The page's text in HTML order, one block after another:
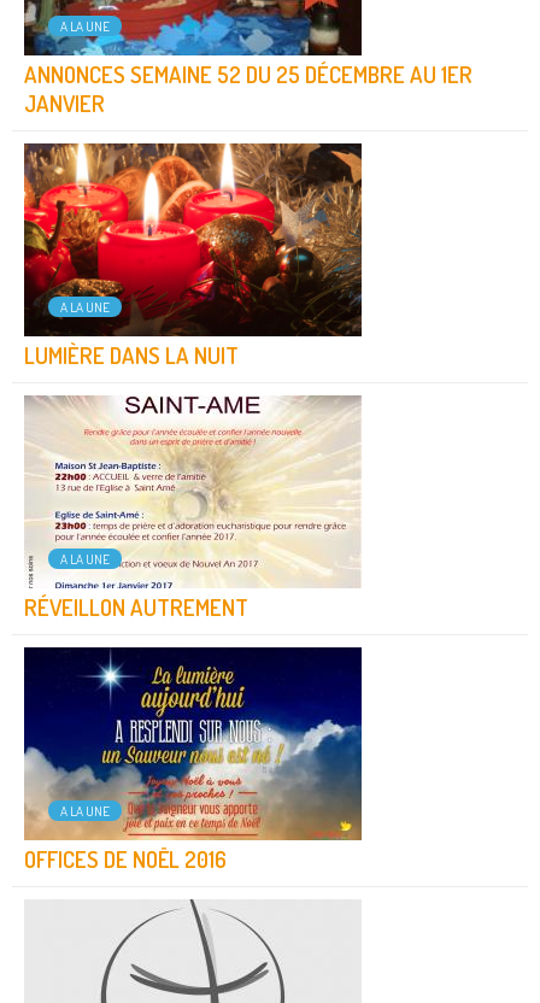
A LA UNE
ANNONCES SEMAINE 52 DU 25 DÉCEMBRE AU 1ER
JANVIER
A LA UNE
LUMIÈRE DANS LA NUIT
A LA UNE
RÉVEILLON AUTREMENT
A LA UNE
OFFICES DE NOËL 2016